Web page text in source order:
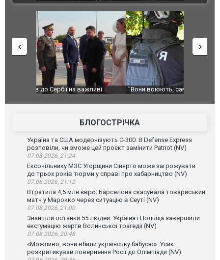
"Вони воюють, самі хочуть воювати, бо дурні": у
Чернівцях водія маршрутки звільнили після
зневажливих слів про українських захисників.
В
порт: над
ВІДЕО
БЛОГОСТРІЧКА
Україна та США модернізують С-300. В Defense Express
розповіли, чи зможе цей проєкт замінити Patriot (NV)
07.08.2026, 21:24
Ексочільнику МЗС Угорщини Сійярто може загрожувати
до трьох років тюрми у справі про хабарництво (NV)
07.08.2026, 21:12
Втратила 4,5 млн євро: Барселона скасувала товариський
матч у Марокко через ситуацію в Сеуті (NV)
07.08.2026, 21:00
Знайшли останки 55 людей. Україна і Польща завершили
ексгумацію жертв Волинської трагедії (NV)
07.08.2026, 20:48
«Можливо, вони вбили українську бабусю»: Усик
розкритикував повернення Росії до Олімпіади (NV)